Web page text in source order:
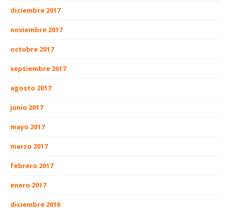
diciembre 2017
noviembre 2017
octubre 2017
septiembre 2017
agosto 2017
junio 2017
mayo 2017
marzo 2017
febrero 2017
enero 2017
diciembre 2016